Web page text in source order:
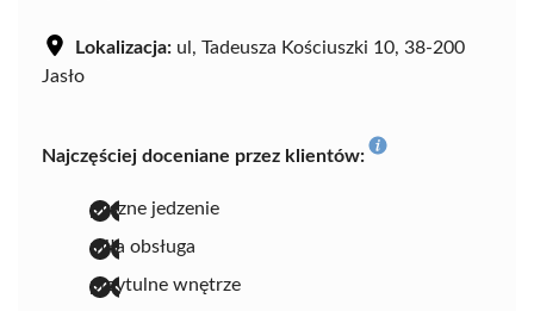
Lokalizacja: ul, Tadeusza Kościuszki 10, 38-200
Jasło
Najczęściej doceniane przez klientów:
pyszne jedzenie
miła obsługa
przytulne wnętrze